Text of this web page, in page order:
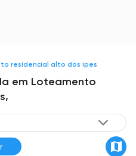
residencial alto dos ipes
em Loteamento